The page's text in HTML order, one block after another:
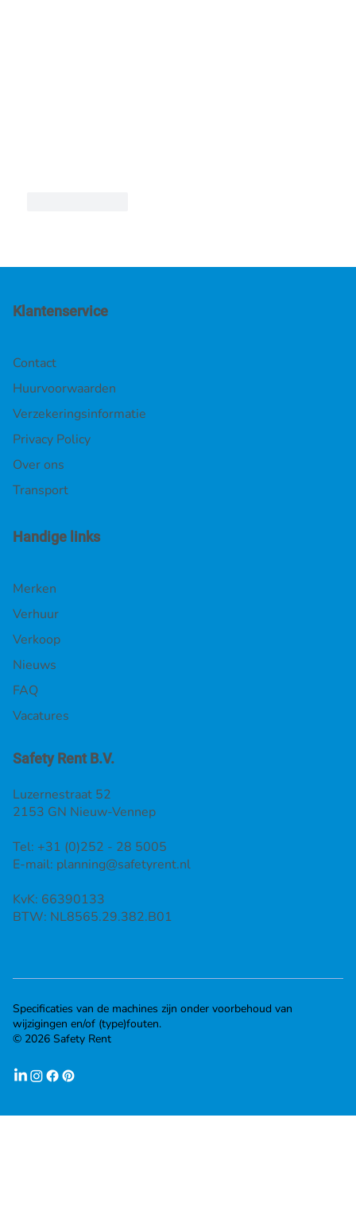
Specificaties van de machines zijn onder voorbehoud van
wijzigingen en/of (type)fouten.
© 2026 Safety Rent
Safety Rent B.V.
Luzernestraat 52
2153 GN Nieuw-Vennep
Tel: +31 (0)252 - 28 5005
E-mail: planning@safetyrent.nl
KvK: 66390133
BTW: NL8565.29.382.B01
Klantenservice
Contact
Huurvoorwaarden
Verzekeringsinformatie
Privacy Policy
Over ons
Transport
Handige links
Merken
Verhuur
Verkoop
Nieuws
FAQ
Vacatures